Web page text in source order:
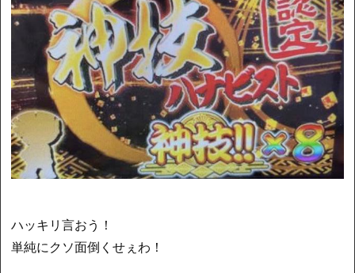
ハッキリ言おう！
単純にクソ面倒くせぇわ！